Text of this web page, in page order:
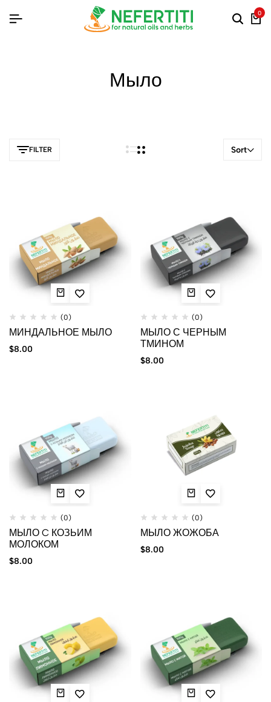
0
Мыло
FILTER Sort
(0)
МИНДАЛЬНОЕ МЫЛО
$8.00
(0)
МЫЛО С ЧЕРНЫМ
ТМИНОМ
$8.00
(0)
МЫЛО C КОЗЬИМ
МОЛОКОМ
$8.00
(0)
МЫЛО ЖОЖОБА
$8.00